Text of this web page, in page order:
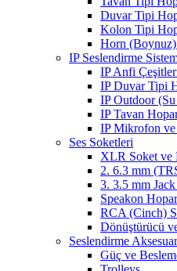
Duvar Tipi
Kolon Tipi
Horn
IP Seslendirme
IP Anfi
IP Duvar Tipi
IP Outdoor
IP Tavan
IP Mikrofon
Ses Soketleri
XLR Soket ve
2. 6.3 mm
3. 3.5 mm
Speakon
RCA (Cinch)
Dönüştürücü
Seslendirme
Güç ve